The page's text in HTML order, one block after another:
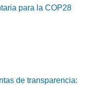
para la COP28
de transparencia: